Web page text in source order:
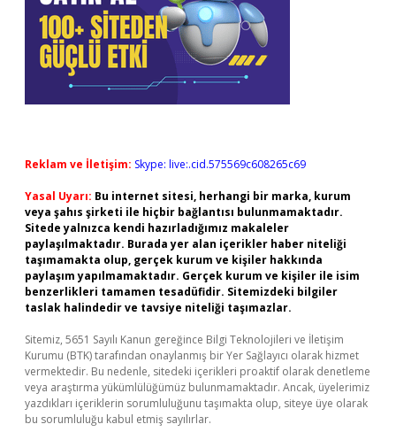
Reklam ve İletişim: Skype: live:.cid.575569c608265c69
Yasal Uyarı: Bu internet sitesi, herhangi bir marka, kurum
veya şahıs şirketi ile hiçbir bağlantısı bulunmamaktadır.
Sitede yalnızca kendi hazırladığımız makaleler
paylaşılmaktadır. Burada yer alan içerikler haber niteliği
taşımamakta olup, gerçek kurum ve kişiler hakkında
paylaşım yapılmamaktadır. Gerçek kurum ve kişiler ile isim
benzerlikleri tamamen tesadüfidir. Sitemizdeki bilgiler
taslak halindedir ve tavsiye niteliği taşımazlar.
Sitemiz, 5651 Sayılı Kanun gereğince Bilgi Teknolojileri ve İletişim
Kurumu (BTK) tarafından onaylanmış bir Yer Sağlayıcı olarak hizmet
vermektedir. Bu nedenle, sitedeki içerikleri proaktif olarak denetleme
veya araştırma yükümlülüğümüz bulunmamaktadır. Ancak, üyelerimiz
yazdıkları içeriklerin sorumluluğunu taşımakta olup, siteye üye olarak
bu sorumluluğu kabul etmiş sayılırlar.